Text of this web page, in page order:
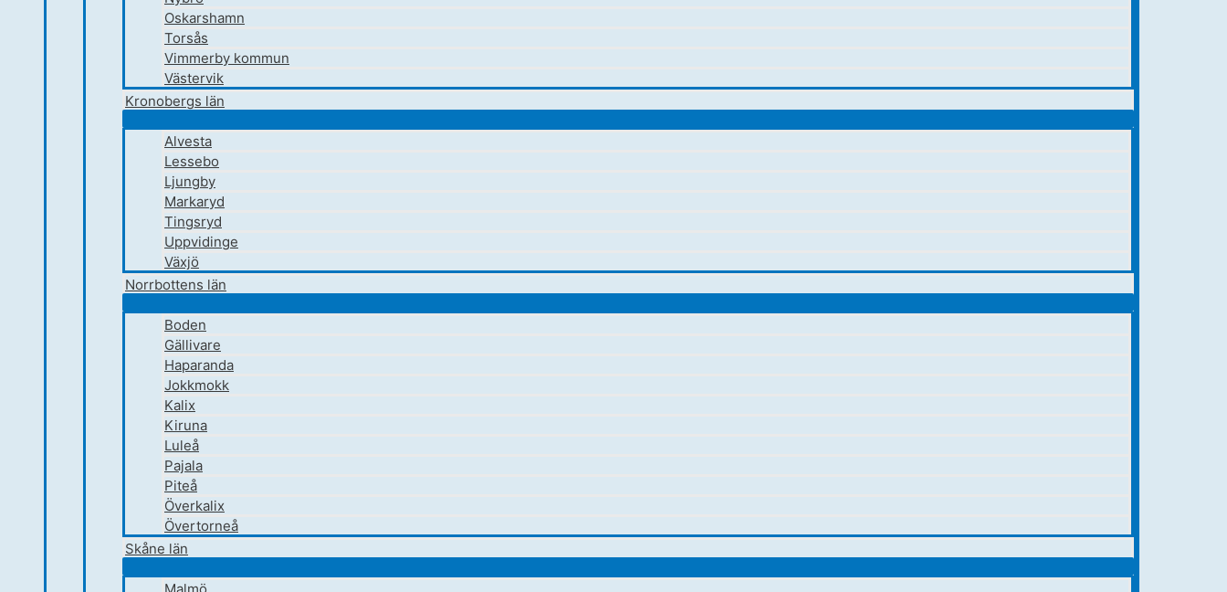
Oskarshamn
Torsås
Vimmerby kommun
Västervik
Kronobergs län
Alvesta
Lessebo
Ljungby
Markaryd
Tingsryd
Uppvidinge
Växjö
Norrbottens län
Boden
Gällivare
Haparanda
Jokkmokk
Kalix
Kiruna
Luleå
Pajala
Piteå
Överkalix
Övertorneå
Skåne län